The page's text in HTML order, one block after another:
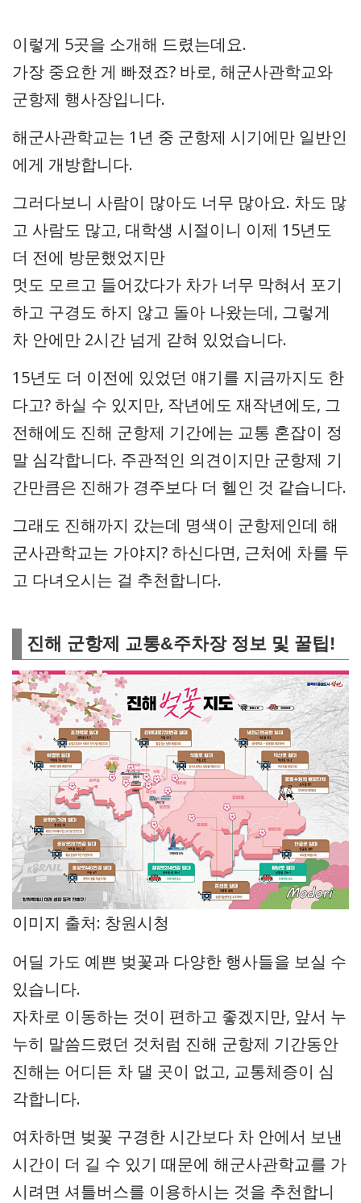
이렇게 5곳을 소개해 드렸는데요.
가장 중요한 게 빠졌죠? 바로, 해군사관학교와
군항제 행사장입니다.
해군사관학교는 1년 중 군항제 시기에만 일반인
에게 개방합니다.
그러다보니 사람이 많아도 너무 많아요. 차도 많
고 사람도 많고, 대학생 시절이니 이제 15년도
더 전에 방문했었지만
멋도 모르고 들어갔다가 차가 너무 막혀서 포기
하고 구경도 하지 않고 돌아 나왔는데, 그렇게
차 안에만 2시간 넘게 갇혀 있었습니다.
15년도 더 이전에 있었던 얘기를 지금까지도 한
다고? 하실 수 있지만, 작년에도 재작년에도, 그
전해에도 진해 군항제 기간에는 교통 혼잡이 정
말 심각합니다. 주관적인 의견이지만 군항제 기
간만큼은 진해가 경주보다 더 헬인 것 같습니다.
그래도 진해까지 갔는데 명색이 군항제인데 해
군사관학교는 가야지? 하신다면, 근처에 차를 두
고 다녀오시는 걸 추천합니다.
진해 군항제 교통&주차장 정보 및 꿀팁!
이미지 출처: 창원시청
어딜 가도 예쁜 벚꽃과 다양한 행사들을 보실 수
있습니다.
자차로 이동하는 것이 편하고 좋겠지만, 앞서 누
누히 말씀드렸던 것처럼 진해 군항제 기간동안
진해는 어디든 차 댈 곳이 없고, 교통체증이 심
각합니다.
여차하면 벚꽃 구경한 시간보다 차 안에서 보낸
시간이 더 길 수 있기 때문에 해군사관학교를 가
시려면 셔틀버스를 이용하시는 것을 추천합니